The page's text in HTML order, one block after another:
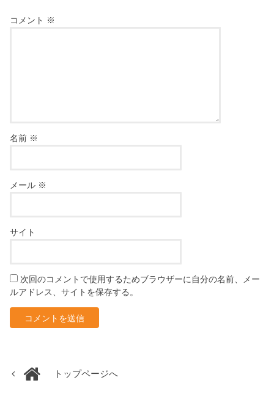
コメント ※
名前 ※
メール ※
サイト
次回のコメントで使用するためブラウザーに自分の名前、メー
ルアドレス、サイトを保存する。
トップページへ